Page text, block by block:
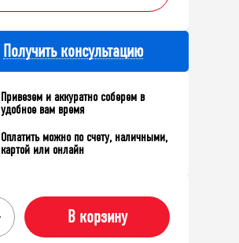
Получить консультацию
Привезем и аккуратно соберем в
удобное вам время
Оплатить можно по счету, наличными,
картой или онлайн
В корзину